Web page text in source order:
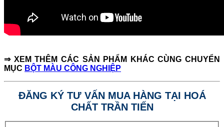
⇒ XEM THÊM CÁC SẢN PHẨM KHÁC CÙNG CHUYỂN
MỤC BỘT MÀU CÔNG NGHIỆP
ĐĂNG KÝ TƯ VẤN MUA HÀNG TẠI HOÁ
CHẤT TRẦN TIẾN